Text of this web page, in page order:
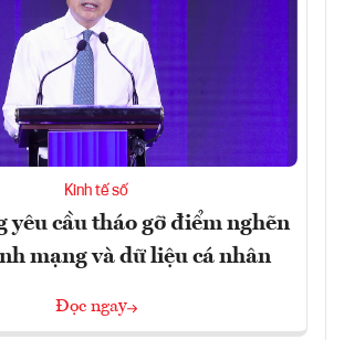
Kinh tế số
yêu cầu tháo gỡ điểm nghẽn
mạng và dữ liệu cá nhân
Đọc ngay